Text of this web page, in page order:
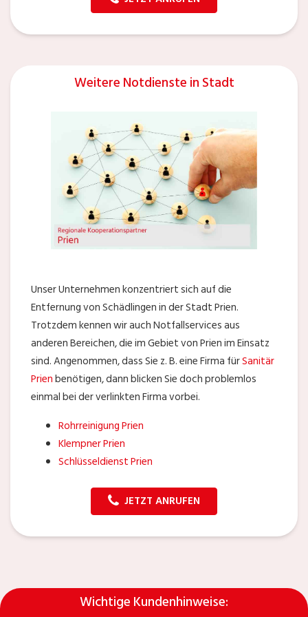
Weitere Notdienste in Stadt
Unser Unternehmen konzentriert sich auf die
Entfernung von Schädlingen in der Stadt Prien.
Trotzdem kennen wir auch Notfallservices aus
anderen Bereichen, die im Gebiet von Prien im Einsatz
sind. Angenommen, dass Sie z. B. eine Firma fürSanitär
Prienbenötigen, dann blicken Sie doch problemlos
einmal bei der verlinkten Firma vorbei.
Rohrreinigung Prien
Klempner Prien
Schlüsseldienst Prien
JETZT ANRUFEN
Wichtige Kundenhinweise: